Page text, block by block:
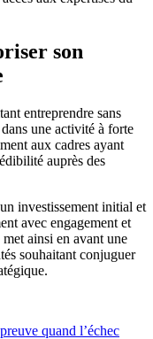
son
entreprendre sans
une activité à forte
aux cadres ayant
auprès des
investissement initial et
avec engagement et
ainsi en avant une
souhaitant conjuguer
quand l’échec